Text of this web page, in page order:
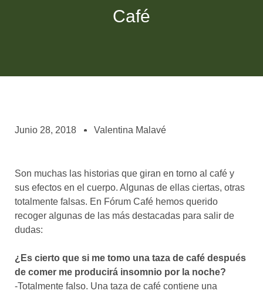
asociados
el café siempre tiene
algo nuevo que
enseñarnos
BOLSA DE TRABAJO
¡te imaginas vivir de tu pasión
CONTACTO
¡queremos saber
Café
Junio 28, 2018 Valentina Malavé
Son muchas las historias que giran en torno al café y
sus efectos en el cuerpo. Algunas de ellas ciertas, otras
totalmente falsas. En Fórum Café hemos querido
recoger algunas de las más destacadas para salir de
dudas:
¿Es cierto que si me tomo una taza de café después
de comer me producirá insomnio por la noche?
-Totalmente falso. Una taza de café contiene una